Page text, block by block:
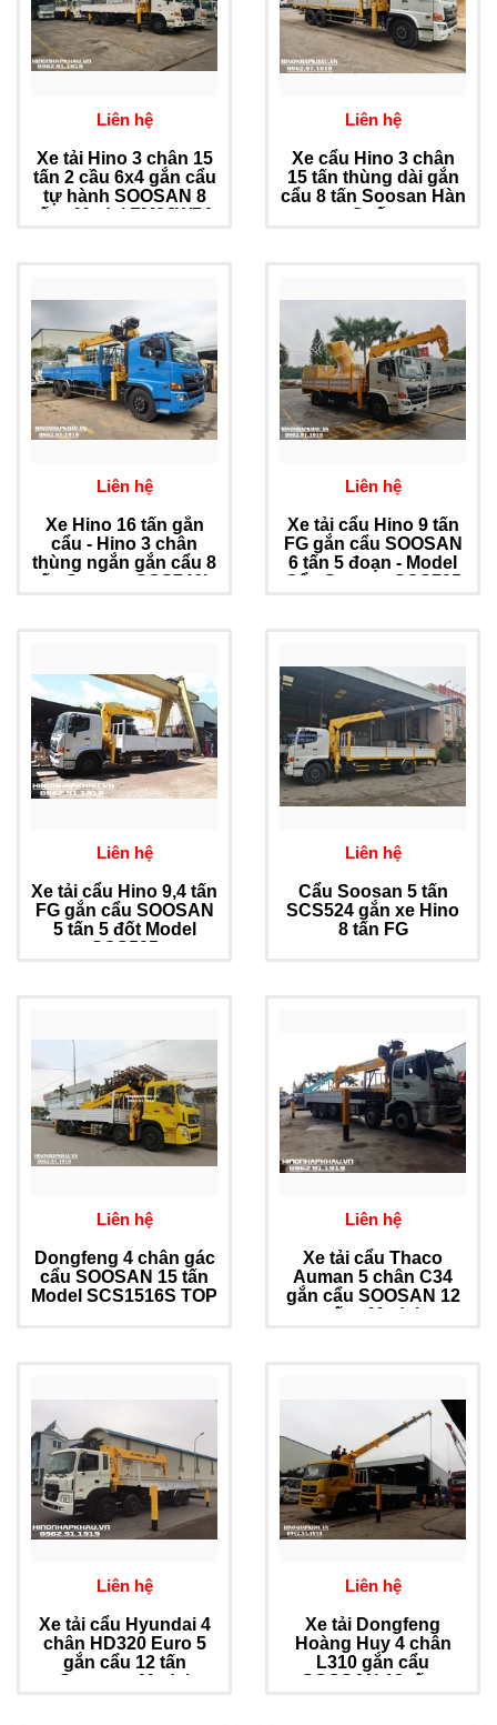
Liên hệ
Xe tải Hino 3 chân 15
tấn 2 cầu 6x4 gắn cẩu
tự hành SOOSAN 8
tấn - Model FM8JW7A
Liên hệ
Xe cẩu Hino 3 chân
15 tấn thùng dài gắn
cẩu 8 tấn Soosan Hàn
Quốc
Liên hệ
Xe Hino 16 tấn gắn
cẩu - Hino 3 chân
thùng ngắn gắn cẩu 8
tấn Soosan SCS746L
Liên hệ
Xe tải cẩu Hino 9 tấn
FG gắn cẩu SOOSAN
6 tấn 5 đoạn - Model
Cẩu Soosan SCS735
Liên hệ
Xe tải cẩu Hino 9,4 tấn
FG gắn cẩu SOOSAN
5 tấn 5 đốt Model
SCS525
Liên hệ
Cẩu Soosan 5 tấn
SCS524 gắn xe Hino
8 tấn FG
Liên hệ
Dongfeng 4 chân gác
cẩu SOOSAN 15 tấn
Model SCS1516S TOP
Liên hệ
Xe tải cẩu Thaco
Auman 5 chân C34
gắn cẩu SOOSAN 12
tấn - Model
Liên hệ
Xe tải cẩu Hyundai 4
chân HD320 Euro 5
gắn cẩu 12 tấn
Soosan - Model
Liên hệ
Xe tải Dongfeng
Hoàng Huy 4 chân
L310 gắn cẩu
SOOSAN 12 tấn -